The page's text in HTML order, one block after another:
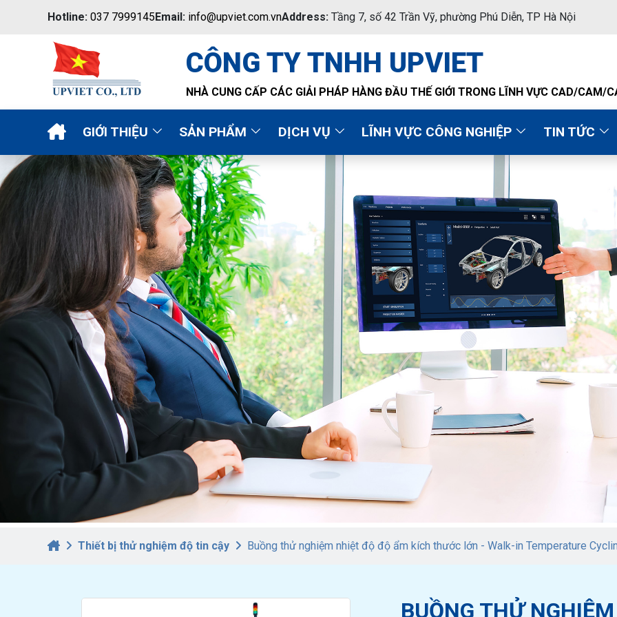
Hotline: 037 7999145Email: info@upviet.com.vnAddress: Tầng 7, số 42 Trần Vỹ, phường Phú Diễn, TP Hà Nội
CÔNG TY TNHH UPVIET
NHÀ CUNG CẤP CÁC GIẢI PHÁP HÀNG ĐẦU THẾ GIỚI TRONG LĨNH VỰC CAD/CAM/
GIỚI THIỆU SẢN PHẨM DỊCH VỤ LĨNH VỰC CÔNG NGHIỆP TIN TỨC
Thiết bị thử nghiệm độ tin cậy Buồng thử nghiệm nhiệt độ độ ẩm kích thước lớn - Walk-in Temperature
BUỒNG THỬ